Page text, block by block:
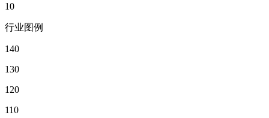
10
行业图例
140
130
120
110